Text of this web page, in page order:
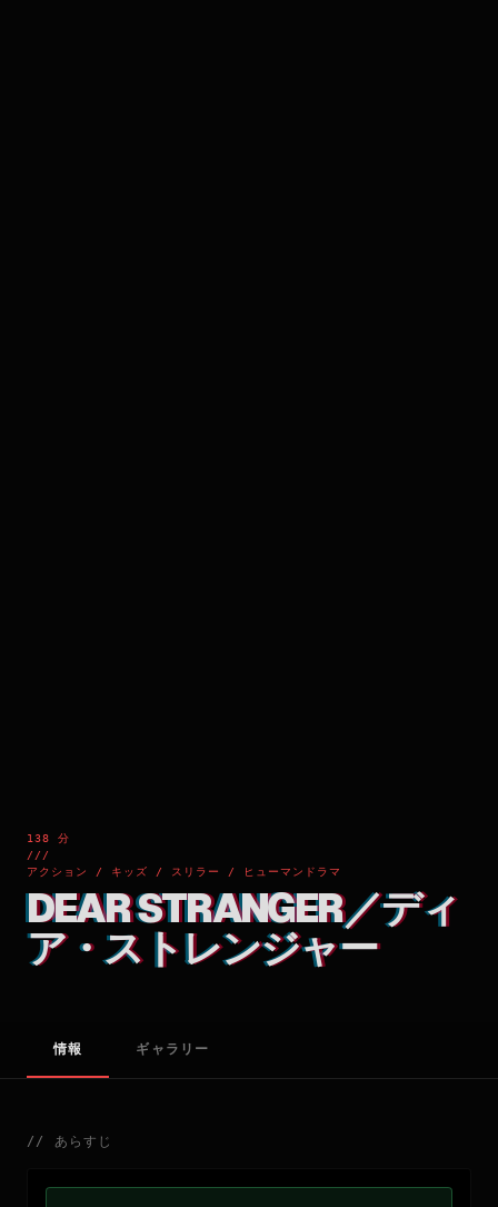
138 分
///
アクション / キッズ / スリラー / ヒューマンドラマ
DEAR STRANGER／ディ
ア・ストレンジャー
情報 ギャラリー
// あらすじ